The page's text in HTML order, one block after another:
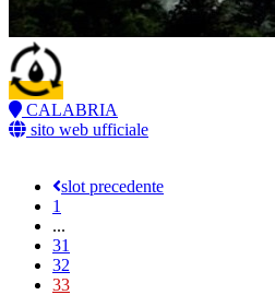
CALABRIA
sito web ufficiale
slot precedente
1
...
31
32
33